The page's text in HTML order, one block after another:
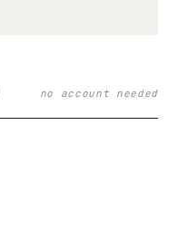
no account needed